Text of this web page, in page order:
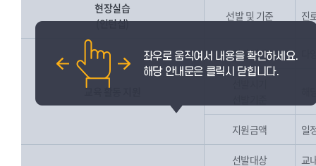
현장실습
(인턴십)
선발 및 기준 진
교육 활동 지원
선발대상
지원금액 일
선발대상 교